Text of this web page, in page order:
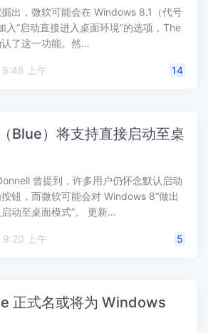
出，微软可能会在 Windows 8.1（代号
入“启动直接进入桌面环境”的选项，The
了这一功能。然…
2013 年 4 月 17 日, 8:48 上午 14
Blue）将支持直接启动至桌
曾提到，许多用户仍怀念默认启动
钮，而微软可能会对 Windows 8“做出
动至桌面模式”。 更新…
2013 年 4 月 15 日, 9:20 上午 5
正式名或将为 Windows